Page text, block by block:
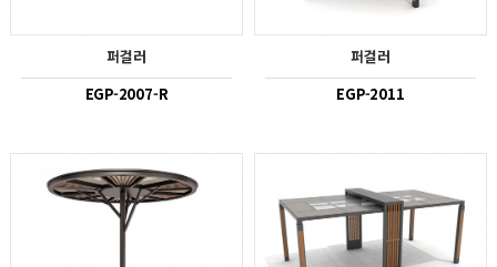
퍼걸러
EGP-2007-R
퍼걸러
EGP-2011